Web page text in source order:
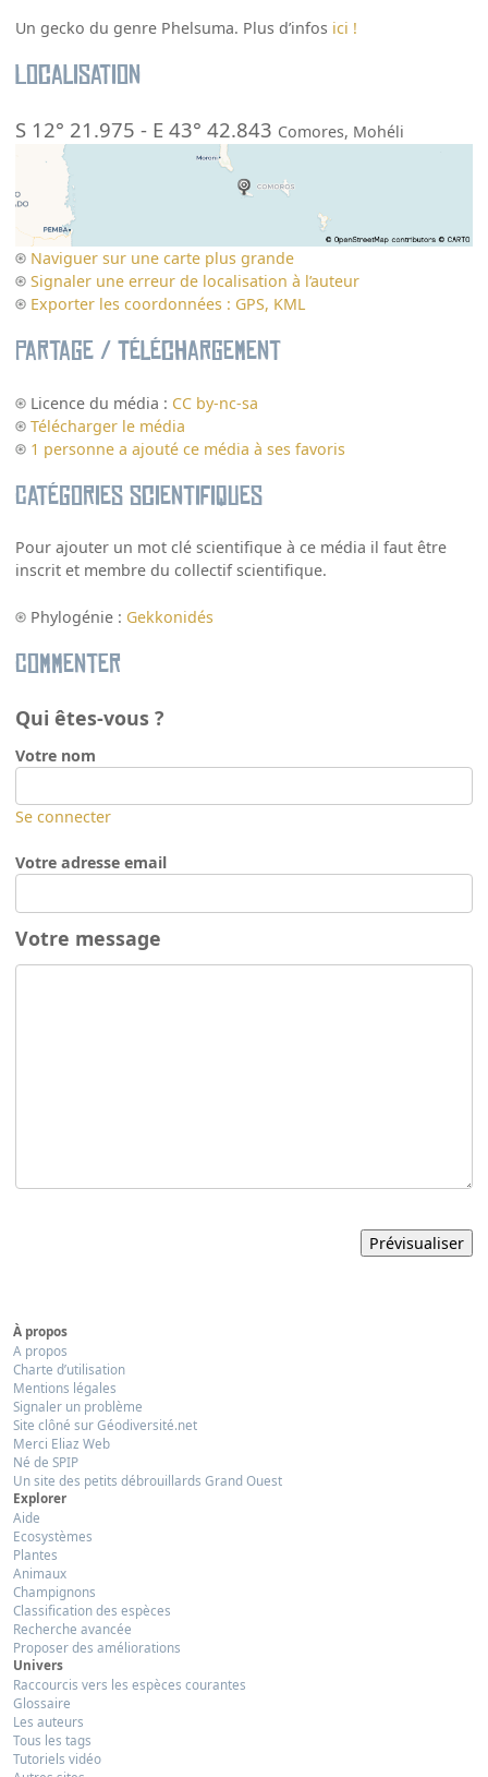
Un gecko du genre Phelsuma. Plus d’infos ici !
Localisation
S 12° 21.975 - E 43° 42.843 Comores, Mohéli
Naviguer sur une carte plus grande
Signaler une erreur de localisation à l’auteur
Exporter les coordonnées : GPS, KML
Partage / Téléchargement
Licence du média : CC by-nc-sa
Télécharger le média
1 personne a ajouté ce média à ses favoris
Catégories scientifiques
Pour ajouter un mot clé scientifique à ce média il faut être
inscrit et membre du collectif scientifique.
Phylogénie : Gekkonidés
Commenter
Qui êtes-vous ?
Votre nom
Se connecter
Votre adresse email
Votre message
À propos
A propos
Charte d’utilisation
Mentions légales
Signaler un problème
Site clôné sur Géodiversité.net
Merci Eliaz Web
Né de SPIP
Un site des petits débrouillards Grand Ouest
Explorer
Aide
Ecosystèmes
Plantes
Animaux
Champignons
Classification des espèces
Recherche avancée
Proposer des améliorations
Univers
Raccourcis vers les espèces courantes
Glossaire
Les auteurs
Tous les tags
Tutoriels vidéo